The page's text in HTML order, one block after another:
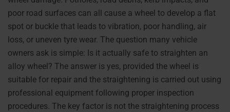
poor road surfaces can all cause a wheel to develop a flat
spot or buckle that leads to vibration, poor handling, air
loss, or uneven tyre wear. The question many vehicle
owners ask is simple: Is it actually safe to straighten an
alloy wheel? The answer is yes, provided the wheel is
suitable for repair and the straightening is carried out using
professional equipment following proper inspection
procedures. The key factor is not the straightening process